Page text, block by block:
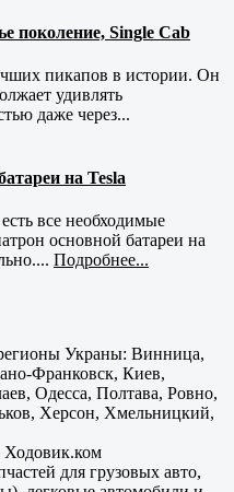
поколение, Single Cab
пикапов в истории. Он
удивлять
даже через...
на Tesla
все необходимые
основной батареи на
Подробнее...
Украны: Винница,
Франковск, Киев,
Одесса, Полтава, Ровно,
Херсон, Хмельницкий,
Ходовик.ком
для грузовых авто,